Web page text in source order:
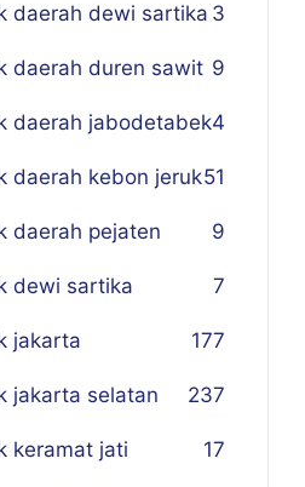
daerah dewi sartika 3
daerah duren sawit 9
daerah jabodetabek4
daerah kebon jeruk51
daerah pejaten 9
dewi sartika 7
jakarta 177
jakarta selatan 237
keramat jati 17